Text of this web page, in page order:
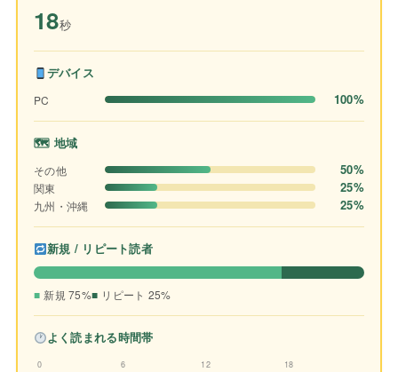
18秒
デバイス
PC 100%
🗺 地域
その他 50%
関東 25%
九州・沖縄 25%
新規 / リピート読者
新規 75% リピート 25%
よく読まれる時間帯
0 6 12 18